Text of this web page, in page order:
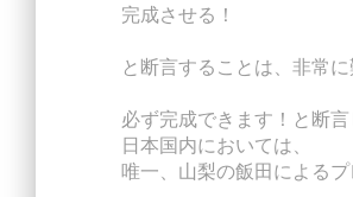
完成させる！
と断言することは、非常に
必ず完成できます！と断言
日本国内においては、
唯一、山梨の飯田による